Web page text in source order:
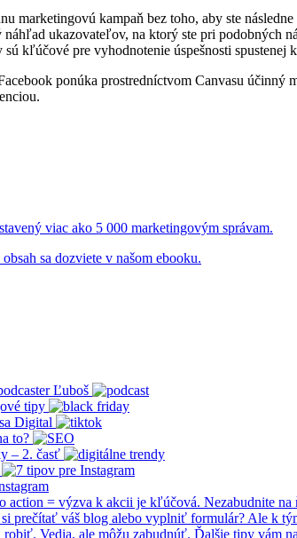
marketingovú kampaň bez toho, aby ste
ukazovateľov, na ktorý ste pri podobných
kľúčové pre vyhodnotenie úspešnosti spustenej
ponúka prostredníctvom Canvasu
viac ako 5 000 marketingovým správam.
sa dozviete v našom ebooku.
Ľuboš
tipy
Digital
to?
– 2. časť